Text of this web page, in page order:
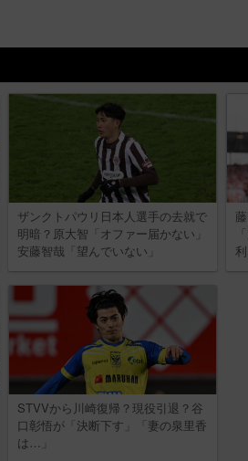
ザンクトパウリ日本人選手の去就で
明暗？原大智「オファー届かない」
安藤智哉「望んでいない」
STVVから川崎復帰？現役引退？谷
口彰悟が「決断下す」「妻の泉里香
は…」